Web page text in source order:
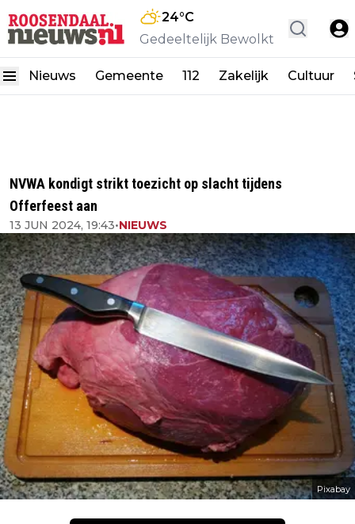
24°C
Gedeeltelijk Bewolkt
Nieuws Gemeente 112 Zakelijk Cultuur
NVWA kondigt strikt toezicht op slacht tijdens
Offerfeest aan
13 JUN 2024, 19:43•NIEUWS
Pixabay